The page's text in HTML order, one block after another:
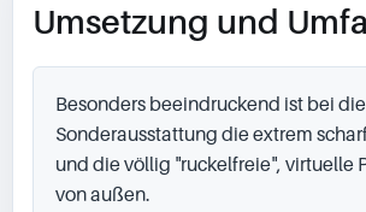
Umsetzung und
Besonders beeindruckend ist bei
Sonderausstattung die extrem
und die völlig "ruckelfreie", virtuelle
von außen.